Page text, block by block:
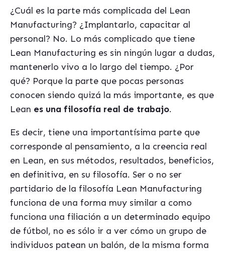
¿Cuál es la parte más complicada del Lean
Manufacturing? ¿Implantarlo, capacitar al
personal? No. Lo más complicado que tiene
Lean Manufacturing es sin ningún lugar a dudas,
mantenerlo vivo a lo largo del tiempo. ¿Por
qué? Porque la parte que pocas personas
conocen siendo quizá la más importante, es que
Lean es una filosofía real de trabajo.
Es decir, tiene una importantísima parte que
corresponde al pensamiento, a la creencia real
en Lean, en sus métodos, resultados, beneficios,
en definitiva, en su filosofía. Ser o no ser
partidario de la filosofía Lean Manufacturing
funciona de una forma muy similar a como
funciona una filiación a un determinado equipo
de fútbol, no es sólo ir a ver cómo un grupo de
individuos patean un balón, de la misma forma